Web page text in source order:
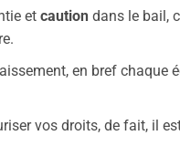
et caution dans le bail,
en bref chaque
vos droits, de fait, il